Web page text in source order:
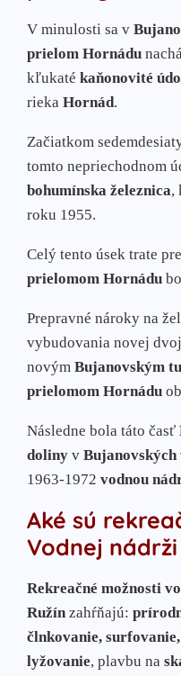
V minulosti sa v
prielom Hornádu
kľukaté kaňonovité
rieka Hornád.
Začiatkom
tomto nepriechodnom
bohumínska železnica,
roku 1955.
Celý tento úsek trate
prielomom Hornádu
Prepravné nároky na
vybudovania novej
novým Bujanovským
prielomom Hornádu
Následne bola táto časť
doliny v
1963-1972 vodnou
Aké sú
Vodnej nádrži
Rekreačné možnosti
Ružínzahŕňajú:
člnkovanie,
lyžovanie, plavbu na